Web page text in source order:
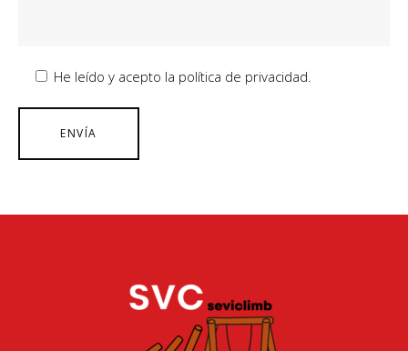
He leído y acepto la política de privacidad.